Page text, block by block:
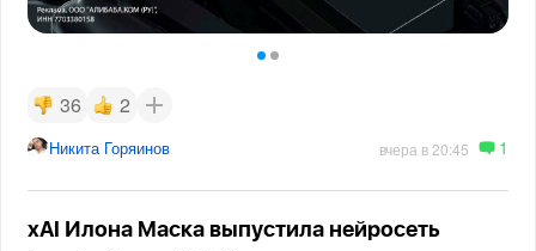
36 2
Никита Горяинов вчера в 20:45 1
xAI Илона Маска выпустила нейросеть